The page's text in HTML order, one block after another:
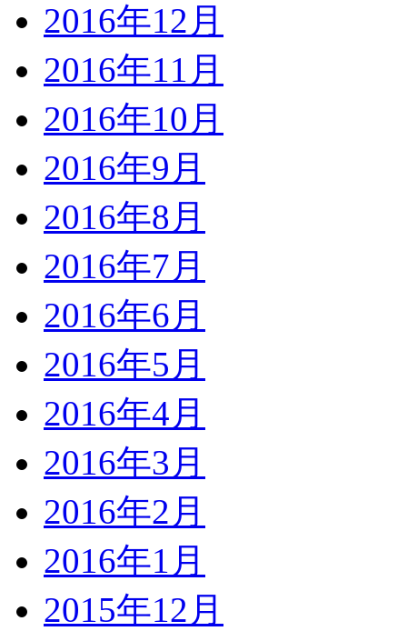
2016年12月
2016年11月
2016年10月
2016年9月
2016年8月
2016年7月
2016年6月
2016年5月
2016年4月
2016年3月
2016年2月
2016年1月
2015年12月